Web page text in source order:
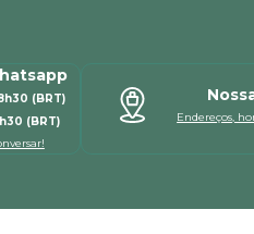
(BRT)
(BRT)
Endereços,